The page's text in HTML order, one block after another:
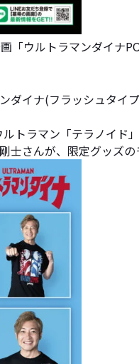
「ウルトラマンダイ
ダイナ(フラッシュタ
トラマン「テラノイド
さんが、限定グッズの